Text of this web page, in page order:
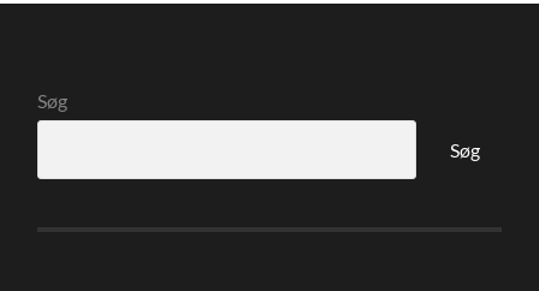
Søg
Søg